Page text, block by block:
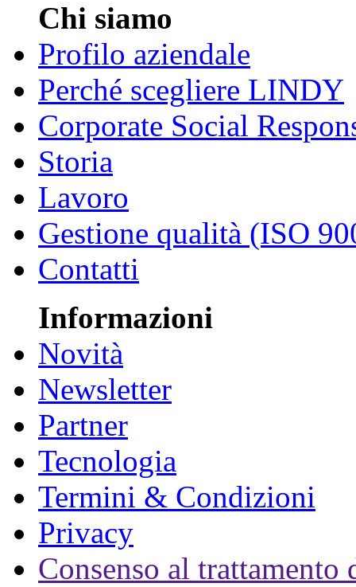
Chi siamo
Profilo aziendale
Perché scegliere LINDY
Corporate Social
Storia
Lavoro
Gestione qualità (ISO
Contatti
Informazioni
Novità
Newsletter
Partner
Tecnologia
Termini & Condizioni
Privacy
Consenso al trattamento